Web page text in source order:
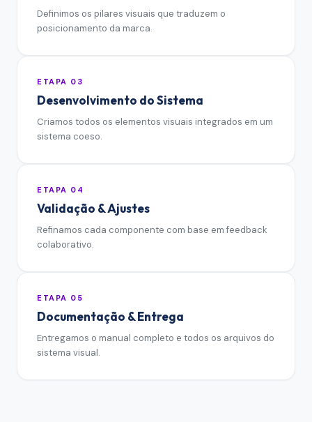
Definimos os pilares visuais que traduzem o
posicionamento da marca.
ETAPA 03
Desenvolvimento do Sistema
Criamos todos os elementos visuais integrados em um
sistema coeso.
ETAPA 04
Validação & Ajustes
Refinamos cada componente com base em feedback
colaborativo.
ETAPA 05
Documentação & Entrega
Entregamos o manual completo e todos os arquivos do
sistema visual.